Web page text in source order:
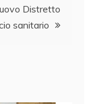
Distretto
sanitario